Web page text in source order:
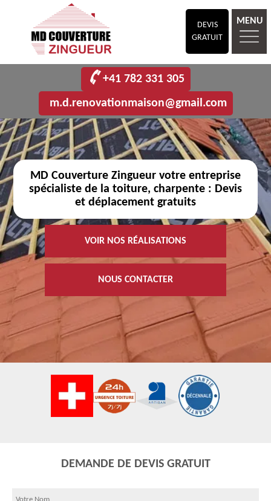
DEVIS
GRATUIT
MENU
+41 782 331 305
m.d.renovationmaison@gmail.com
MD Couverture Zingueur votre entreprise
spécialiste de la toiture, charpente : Devis
et déplacement gratuits
VOIR NOS RÉALISATIONS
NOUS CONTACTER
DEMANDE DE DEVIS GRATUIT